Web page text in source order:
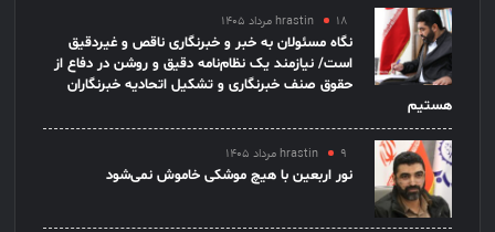
hrastin ۱۸ مرداد ۱۴۰۵
نگاه مسئولان به خبر و خبرنگاری ناقص و غیردقیق
است/ نیازمند یک نظام‌نامه دقیق و روشن در دفاع از
حقوق صنف خبرنگاری و تشکیل اتحادیه خبرنگاران
هستیم
hrastin ۹ مرداد ۱۴۰۵
نور اربعین با هیچ موشکی خاموش نمی‌شود